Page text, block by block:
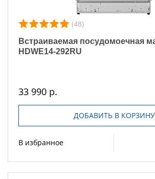
(48)
Встраиваемая посудомоечная
HDWE14-292RU
33 990 р.
ДОБАВИТЬ В КОРЗИНУ
В избранное